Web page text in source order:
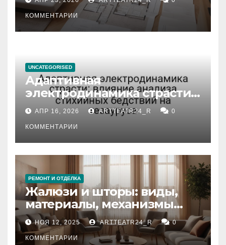
состояние и документация
КОММЕНТАРИИ
UNCATEGORISED
Адаптивная
электродинамика страсти:
влияние анализа
стихийных бедствий на
тезауруса
АПР 16, 2026 ARTTEATR24_R 0
КОММЕНТАРИИ
РЕМОНТ И ОТДЕЛКА
Жалюзи и шторы: виды,
материалы, механизмы
управления и уход
НОЯ 12, 2025 ARTTEATR24_R 0
КОММЕНТАРИИ